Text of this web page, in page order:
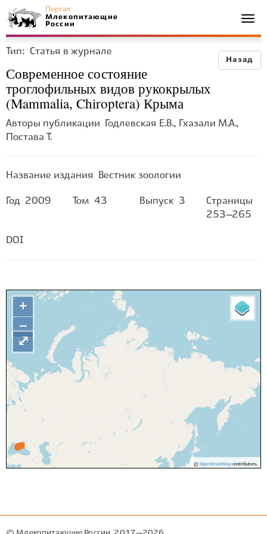
Портал
Млекопитающие
России
Назад
Тип: Статья в журнале
Современное состояние
троглофильных видов рукокрылых
(Mammalia, Chiroptera) Крыма
Авторы публикации
Годлевская Е.В., Гхазали М.А.,
Постава Т.
Название издания Вестник зоологии
Год 2009 Том 43 Выпуск 3
Страницы
253–265
DOI
+
−
© OpenStreetMapcontributors.
⤢